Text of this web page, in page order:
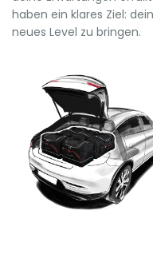
haben ein klares Ziel:
neues Level zu bringen.